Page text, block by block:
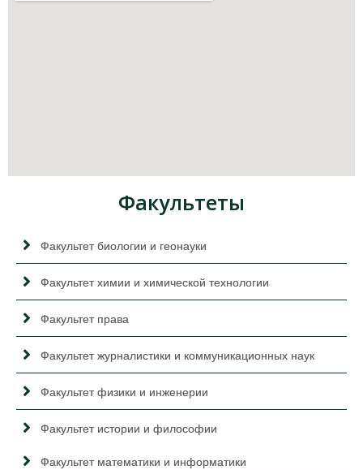
Факультеты
Факультет биологии и геонауки
Факультет химии и химической технологии
Факультет права
Факультет журналистики и коммуникационных наук
Факультет физики и инженерии
Факультет истории и философии
Факультет математики и информатики